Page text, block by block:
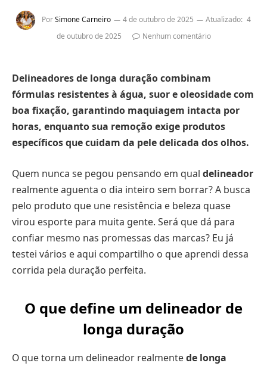
PorSimone Carneiro 4 de outubro de 2025 Atualizado: 4
de outubro de 2025
Nenhum comentário
Delineadores de longa duração combinam
fórmulas resistentes à água, suor e oleosidade com
boa fixação, garantindo maquiagem intacta por
horas, enquanto sua remoção exige produtos
específicos que cuidam da pele delicada dos olhos.
Quem nunca se pegou pensando em qual delineador
realmente aguenta o dia inteiro sem borrar? A busca
pelo produto que une resistência e beleza quase
virou esporte para muita gente. Será que dá para
confiar mesmo nas promessas das marcas? Eu já
testei vários e aqui compartilho o que aprendi dessa
corrida pela duração perfeita.
O que define um delineador de
longa duração
O que torna um delineador realmentede longa